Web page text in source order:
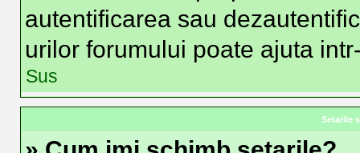
autentificarea sau
urilor forumului poate ajuta
Sus
Setarile